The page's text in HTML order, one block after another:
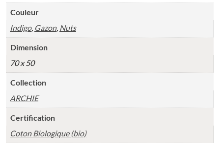
Couleur
Indigo, Gazon, Nuts
Dimension
70 x 50
Collection
ARCHIE
Certification
Coton Biologique (bio)